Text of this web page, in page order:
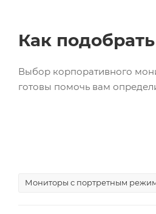
Как
Выбор корпоративного
готовы помочь вам
Мониторы с портретным